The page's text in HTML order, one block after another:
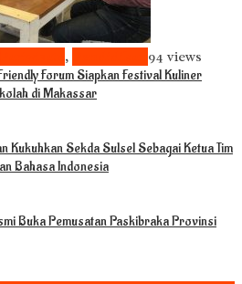
, 94 views
Forum Siapkan Festival Kuliner
di Makassar
Kukuhkan Sekda Sulsel Sebagai Ketua Tim
Bahasa Indonesia
Buka Pemusatan Paskibraka Provinsi